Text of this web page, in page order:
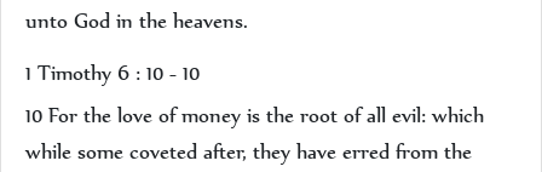
unto God in the heavens.
1 Timothy 6 : 10 - 10
10 For the love of money is the root of all evil: which
while some coveted after, they have erred from the